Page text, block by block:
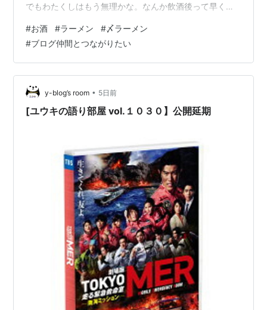
でもわたくしはもう無理かな。なんか飲酒後って早く帰
ドリンク(100ml×6本入)【ウコンの力】[ハウス クルクミ
ン 秋ウコン] 楽天で購入 あぁでもそんなことよりしばら
く繁華街にも行っていないなかなか行く時間があって行
かないというね。 どうせ行くなら楽しい夜にしたいけど
なかなか行く機会が減少しました。
#お酒 #ラーメン #〆ラーメン
#ブログ仲間とつながりたい
y-blog’s room • 5日前
[ユウキの語り部屋 vol.１０３０】公開延期